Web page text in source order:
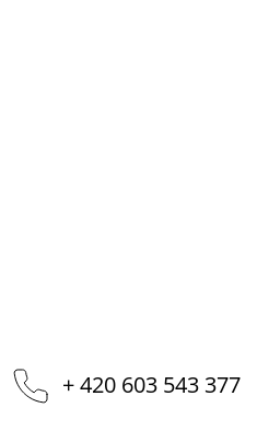
+ 420 603 543 377